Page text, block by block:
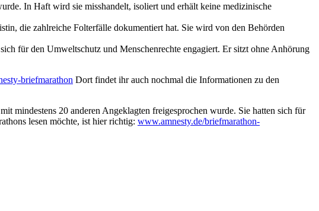
In Haft wird sie misshandelt, isoliert und erhält keine medizinische
die zahlreiche Folterfälle dokumentiert hat. Sie wird von den Behörden
für den Umweltschutz und Menschenrechte engagiert. Er sitzt ohne Anhörung
briefmarathon Dort findet ihr auch nochmal die Informationen zu den
mindestens 20 anderen Angeklagten freigesprochen wurde. Sie hatten sich für
lesen möchte, ist hier richtig: www.amnesty.de/briefmarathon-